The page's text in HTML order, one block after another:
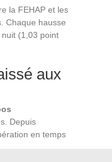
la FEHAP et les
Chaque hausse
(1,03 point
aux
Depuis
en temps